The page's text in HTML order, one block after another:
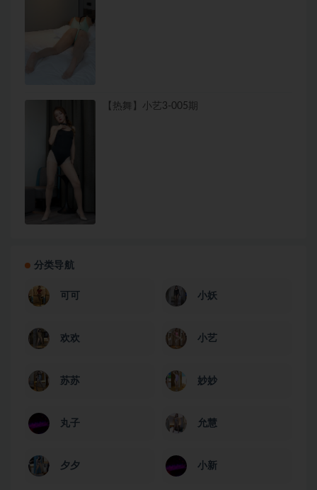
【热舞】小艺3-005期
分类导航
可可 小妖
欢欢 小艺
苏苏 妙妙
丸子 允慧
夕夕 小新